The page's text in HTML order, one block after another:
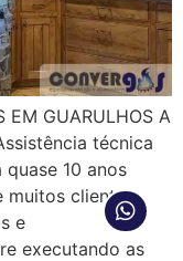
EM GUARULHOS A
técnica
10 anos
muitos clientes.
e
executando as